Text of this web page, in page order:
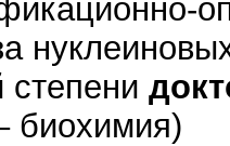
степени
биохимия)